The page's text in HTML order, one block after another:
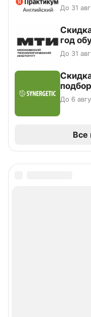
До 31
год
До 31
До 6
Все